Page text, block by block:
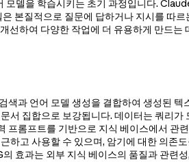
델을 학습시키는 초기 과정입니다.
본질적으로 질문에 답하거나 지시를 따
선하여 다양한 작업에 더 유용하게 만드는
언어 모델 생성을 결합하여 생성된 텍
서 집합으로 보강됩니다. 데이터는 쿼리
롬프트를 기반으로 지식 베이스에서
하고 사용할 수 있으며, 암기에 대한 의
효과는 외부 지식 베이스의 품질과 관련